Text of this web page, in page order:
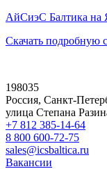
АйСиэС Балтика на
Скачать подробную
198035
Россия, Санкт-
улица Степана
+7 812 385-14-64
8 800 600-72-75
sales@icsbaltica.ru
Вакансии